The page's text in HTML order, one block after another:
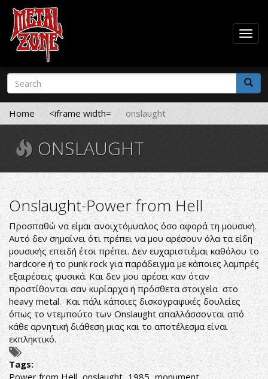
Skip
main
content
Search
form
Search
Home <iframe width= onslaught
ONSLAUGHT
Onslaught-Power from Hell
Προσπαθώ να είμαι ανοιχτόμυαλος όσο αφορά τη μουσική.
Αυτό δεν σημαίνει ότι πρέπει να μου αρέσουν όλα τα είδη
μουσικής επειδή έτσι πρέπει. Δεν ευχαριστιέμαι καθόλου το
hardcore ή το punk rock για παράδειγμα με κάποιες λαμπρές
εξαιρέσεις φυσικά. Και δεν μου αρέσει καν όταν
προστίθονται σαν κυρίαρχα ή πρόσθετα στοιχεία στο
heavy metal. Και πάλι κάποιες δισκογραφικές δουλείες
όπως το ντεμπούτο των Onslaught απαλλάσσονται από
κάθε αρνητική διάθεση μιας και το αποτέλεσμα είναι
εκπληκτικό.
Tags:
Power from Hell onslaught 1985 monument